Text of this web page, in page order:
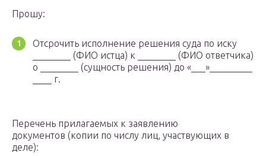
Прошу:
Отсрочить исполнение решения суда по иску
________ (ФИО истца) к ________ (ФИО ответчика)
о ________ (сущность решения) до «___»_________
____ г.
Перечень прилагаемых к заявлению
документов (копии по числу лиц, участвующих в
деле):